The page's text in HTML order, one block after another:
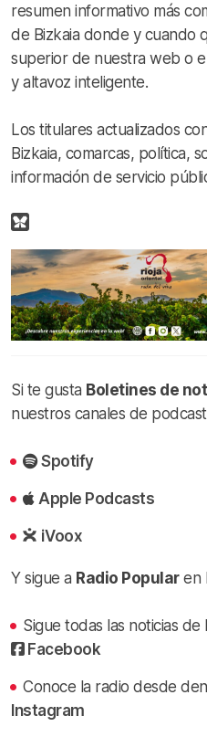
resumen informativo más
de Bizkaia donde y cuando
superior de nuestra web o
y altavoz inteligente.
Los titulares actualizados
Bizkaia, comarcas, política,
información de servicio
Si te gusta Boletines de
nuestros canales de
Spotify
Apple Podcasts
iVoox
Y sigue a Radio Popularen
Sigue todas las noticias
Facebook
Conoce la radio desde
Instagram